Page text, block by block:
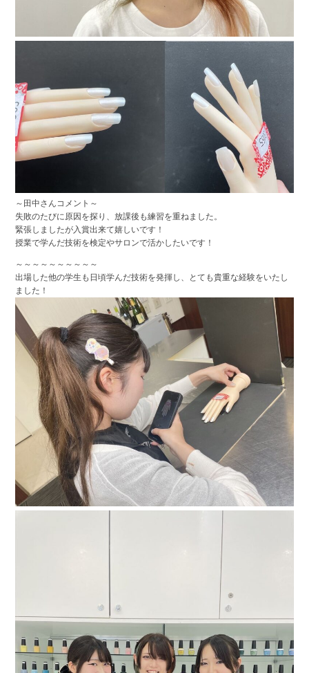
～田中さんコメント～
失敗のたびに原因を探り、放課後も練習を重ねました。
緊張しましたが入賞出来て嬉しいです！
授業で学んだ技術を検定やサロンで活かしたいです！
～～～～～～～～～～
出場した他の学生も日頃学んだ技術を発揮し、とても貴重な経験をいたし
ました！